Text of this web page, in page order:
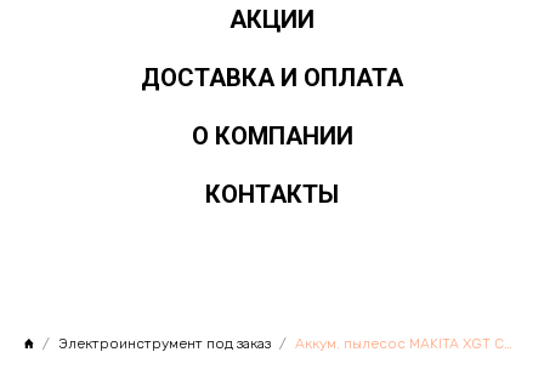
АКЦИИ
ДОСТАВКА И ОПЛАТА
О КОМПАНИИ
КОНТАКТЫ
Электроинструмент под заказ